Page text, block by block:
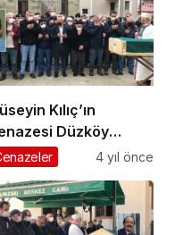
Kılıç’ın
Düzköy
toprağa
4 yıl önce